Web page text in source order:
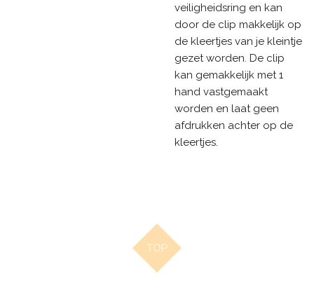
veiligheidsring en kan
door de clip makkelijk op
de kleertjes van je kleintje
gezet worden. De clip
kan gemakkelijk met 1
hand vastgemaakt
worden en laat geen
afdrukken achter op de
kleertjes.
TOP